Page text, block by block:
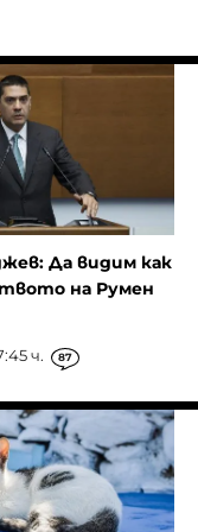
Да видим как
на Румен
ч. 87